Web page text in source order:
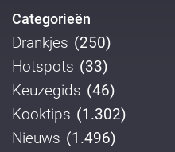
Categorieën
Drankjes (250)
Hotspots (33)
Keuzegids (46)
Kooktips (1.302)
Nieuws (1.496)